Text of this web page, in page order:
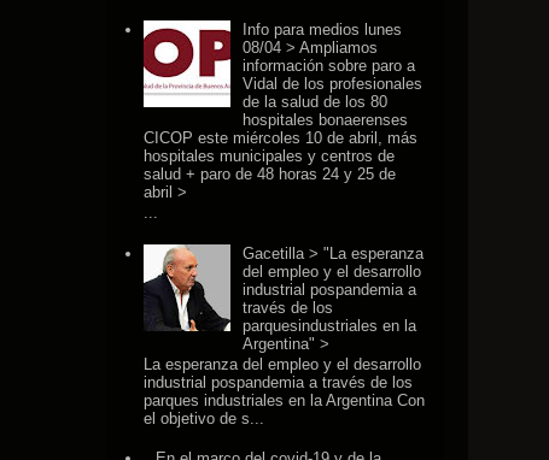
Info para medios lunes
08/04 > Ampliamos
información sobre paro a
Vidal de los profesionales
de la salud de los 80
hospitales bonaerenses
CICOP este miércoles 10 de abril, más
hospitales municipales y centros de
salud + paro de 48 horas 24 y 25 de
abril >
...
Gacetilla > "La esperanza
del empleo y el desarrollo
industrial pospandemia a
través de los
parquesindustriales en la
Argentina" >
La esperanza del empleo y el desarrollo
industrial pospandemia a través de los
parques industriales en la Argentina Con
el objetivo de s...